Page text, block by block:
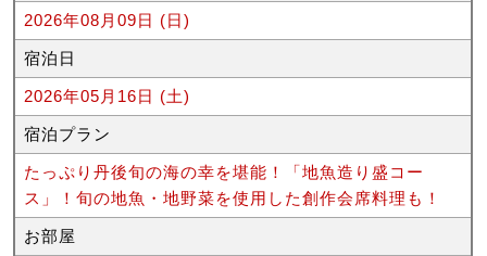
2026年08月09日 (日)
宿泊日
2026年05月16日 (土)
宿泊プラン
たっぷり丹後旬の海の幸を堪能！「地魚造り盛コー
ス」！旬の地魚・地野菜を使用した創作会席料理も！
お部屋